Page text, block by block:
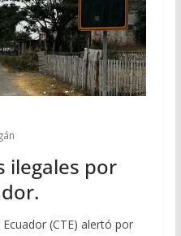
ilegales por
(CTE) alertó por